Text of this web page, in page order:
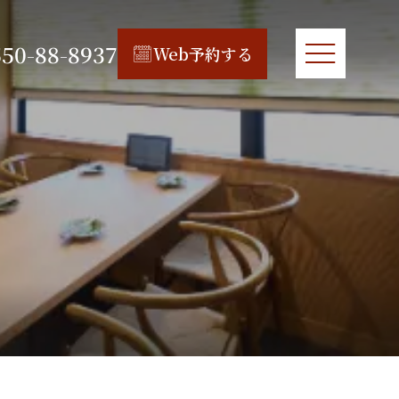
88-8937 Web予約する